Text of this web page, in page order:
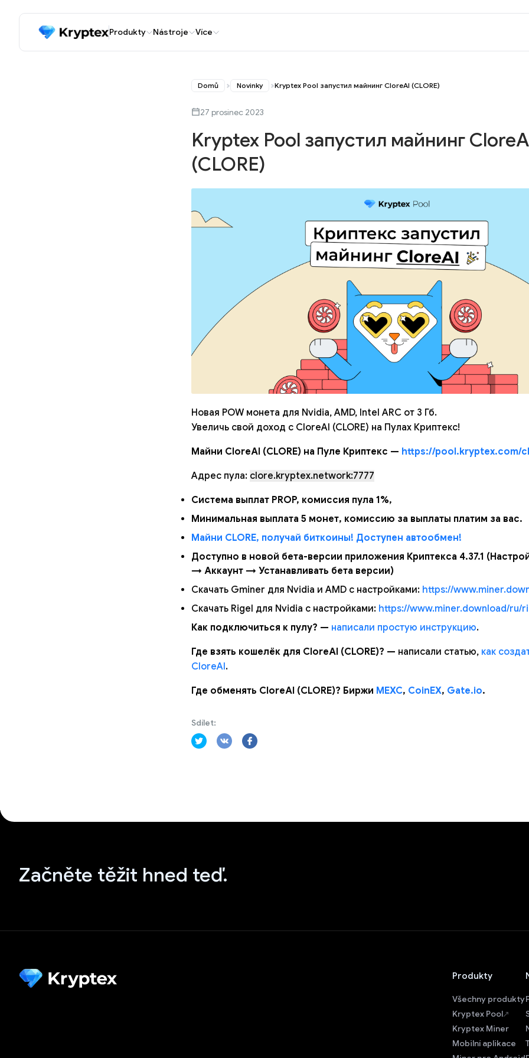
Produkty Nástroje Více
Domů Novinky Kryptex Pool запустил майнинг CloreAI (CLORE)
27 prosinec 2023
Kryptex Pool запустил майнинг
(CLORE)
Новая POW монета для Nvidia, AMD, Intel ARC от 3 Гб.
Увеличь свой доход с CloreAI (CLORE) на Пулах Криптекс!
Майни CloreAI (CLORE) на Пуле Криптекс — https://pool.kryptex.com/
Адрес пула: clore.kryptex.network:7777
Система выплат PROP, комиссия пула 1%,
Минимальная выплата 5 монет, комиссию за выплаты платим за вас.
Майни CLORE, получай биткоины! Доступен автообмен!
Доступно в новой бета-версии приложения Криптекса 4.37.1
→ Аккаунт → Устанавливать бета версии)
Скачать Gminer для Nvidia и AMD с настройками: https://
Скачать Rigel для Nvidia с настройками: https://www.miner.download/ru/
Как подключиться к пулу? — написали простую инструкцию.
Где взять кошелёк для CloreAI (CLORE)? — написали статью, как
CloreAI.
Где обменять CloreAI (CLORE)? Биржи MEXC, CoinEX, Gate.io.
Sdílet:
Začněte těžit hned teď.
Produkty
Všechny produkty
Kryptex Pool
Kryptex Miner
Mobilní aplikace